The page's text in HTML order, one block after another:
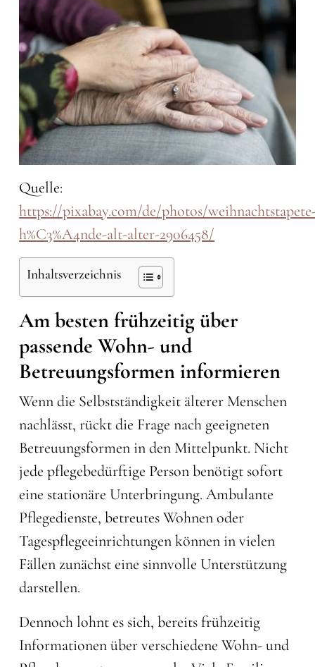
Quelle:
https://pixabay.com/de/photos/
h%C3%A4nde-alt-alter-2906458/
Inhaltsverzeichnis
Am besten frühzeitig über
passende Wohn- und
Betreuungsformen informieren
Wenn die Selbstständigkeit älterer Menschen
nachlässt, rückt die Frage nach geeigneten
Betreuungsformen in den Mittelpunkt. Nicht
jede pflegebedürftige Person benötigt sofort
eine stationäre Unterbringung. Ambulante
Pflegedienste, betreutes Wohnen oder
Tagespflegeeinrichtungen können in vielen
Fällen zunächst eine sinnvolle Unterstützung
darstellen.
Dennoch lohnt es sich, bereits frühzeitig
Informationen über verschiedene Wohn- und